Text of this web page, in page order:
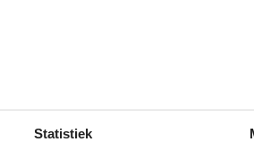
Statistiek